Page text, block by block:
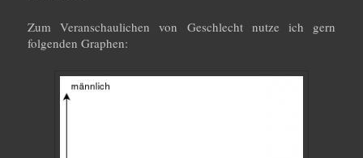
Zum Veranschaulichen von Geschlecht nutze ich gern
folgenden Graphen: